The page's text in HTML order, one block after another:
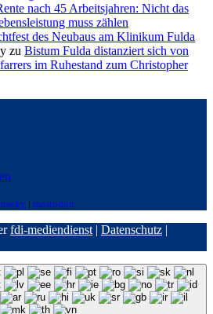
nach 45 Arbeitsjahren: Nicht das
muss zählen
des Neubaus am Klinikum Fulda
zu Bistum Fulda distanziert sich von
im Ruhestand zum Christopher
| mastodon
fdi-mediendienst | Datenschutz |